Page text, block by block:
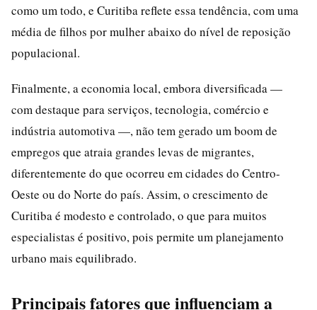
como um todo, e Curitiba reflete essa tendência, com uma
média de filhos por mulher abaixo do nível de reposição
populacional.
Finalmente, a economia local, embora diversificada —
com destaque para serviços, tecnologia, comércio e
indústria automotiva —, não tem gerado um boom de
empregos que atraia grandes levas de migrantes,
diferentemente do que ocorreu em cidades do Centro-
Oeste ou do Norte do país. Assim, o crescimento de
Curitiba é modesto e controlado, o que para muitos
especialistas é positivo, pois permite um planejamento
urbano mais equilibrado.
Principais fatores que influenciam a